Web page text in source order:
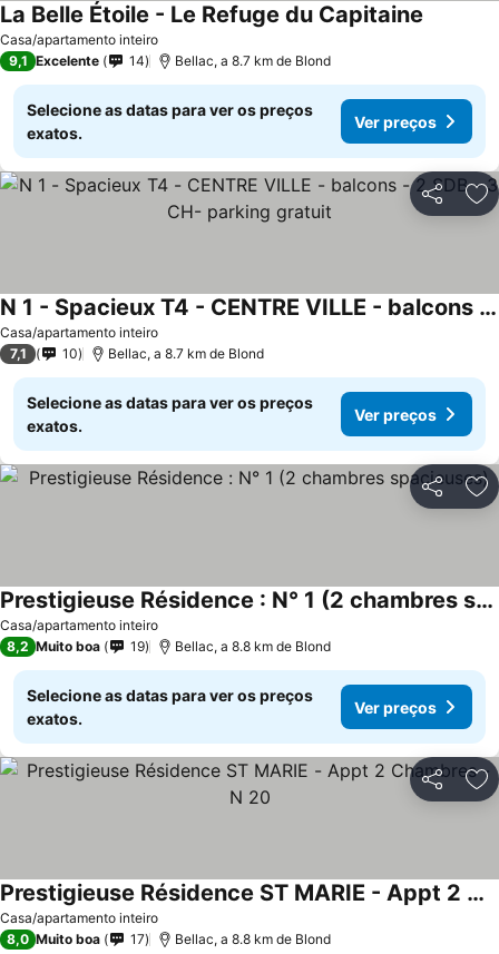
Casa/apartamento inteiro
La Belle Étoile - Le Refuge du Capitaine
9,1 Excelente 14 Bellac, a 8.7 km de Blond
Selecione as datas para ver os preços
exatos.
Ver preços
Partilhar
Casa/apartamento inteiro
N 1 - Spacieux T4 - CENTRE VILLE - balcons - 2 SDB - 3 CH- parking gratuit
7,1 10 Bellac, a 8.7 km de Blond
Selecione as datas para ver os preços
exatos.
Ver preços
Partilhar
Casa/apartamento inteiro
Prestigieuse Résidence : N° 1 (2 chambres spacieuses)
8,2 Muito boa 19 Bellac, a 8.8 km de Blond
Selecione as datas para ver os preços
exatos.
Ver preços
Partilhar
Casa/apartamento inteiro
Prestigieuse Résidence ST MARIE - Appt 2 Chambres - N 20
8,0 Muito boa 17 Bellac, a 8.8 km de Blond